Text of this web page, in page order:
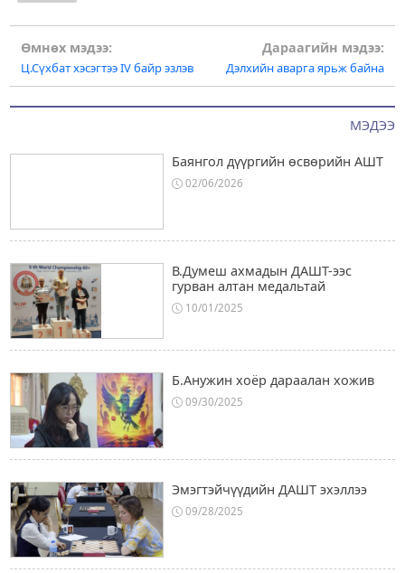
МЭДЭЭ
Баянгол дүүргийн өсвөрийн АШТ
02/06/2026
В.Думеш ахмадын ДАШТ-ээс
гурван алтан медальтай
10/01/2025
Б.Анужин хоёр дараалан хожив
09/30/2025
Эмэгтэйчүүдийн ДАШТ эхэллээ
09/28/2025
Post
navigation
Өмнөх мэдээ:
Ц.Сүхбат хэсэгтээ IV байр эзлэв
Дараагийн мэдээ:
Дэлхийн аварга ярьж байна